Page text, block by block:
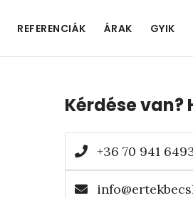
REFERENCIÁK ÁRAK GYIK
oldalsáv
Kérdése van?
+36 70 941